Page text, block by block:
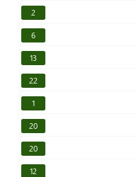
2
6
13
22
1
20
20
12